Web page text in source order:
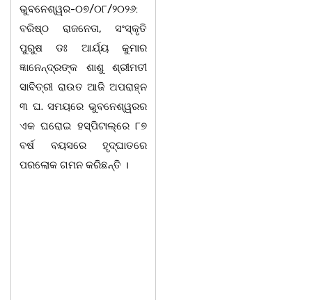
ଉଦେଶ୍ୟରେ ଦଶରଥପୁର ଯୁବ
କଂଗ୍ରେସ ପକ୍ଷରୁ ରିଲିଫ
ସାମଗ୍ରୀ ବଣ୍ଟନ କରାଯାଇଥିବା
ଦେଖାଯାଇଛି । ବ୍ଲକସ୍ଥ କସପା,
ତରପଦା, ମଲିକାପୁର, ନିଜାମପୁର,
ଦୁଦୁରାଅଣ୍ଟା, କମାରଡିହ, କୟାଁ
ଆଦି ପଞ୍ଚାୟତରେ ପ୍ରାୟ ୧୫
ଶହ ପରିବାରକୁ ମୁଡି, ବିସ୍କୁଟ,